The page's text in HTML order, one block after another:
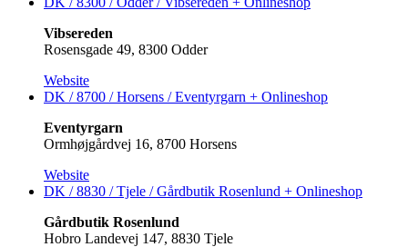
Vibsereden
Rosensgade 49, 8300 Odder
Website
DK / 8700 / Horsens / Eventyrgarn + Onlineshop
Eventyrgarn
Ormhøjgårdvej 16, 8700 Horsens
Website
DK / 8830 / Tjele / Gårdbutik Rosenlund + Onlineshop
Gårdbutik Rosenlund
Hobro Landevej 147, 8830 Tjele